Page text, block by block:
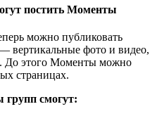
постить Моменты
можно публиковать
вертикальные фото и видео,
До этого Моменты можно
страницах.
смогут: